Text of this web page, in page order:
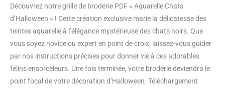
croix
Aquarelle
chats
Halloween
Découvrez notre grille de broderie PDF « Aquarelle Chats
d’Halloween » ! Cette création exclusive marie la délicatesse des
teintes aquarelle à l’élégance mystérieuse des chats noirs. Que
vous soyez novice ou expert en point de croix, laissez-vous guider
par nos instructions précises pour donner vie à ces adorables
félins ensorceleurs. Une fois terminée, votre broderie deviendra le
point focal de votre décoration d’Halloween. Téléchargement